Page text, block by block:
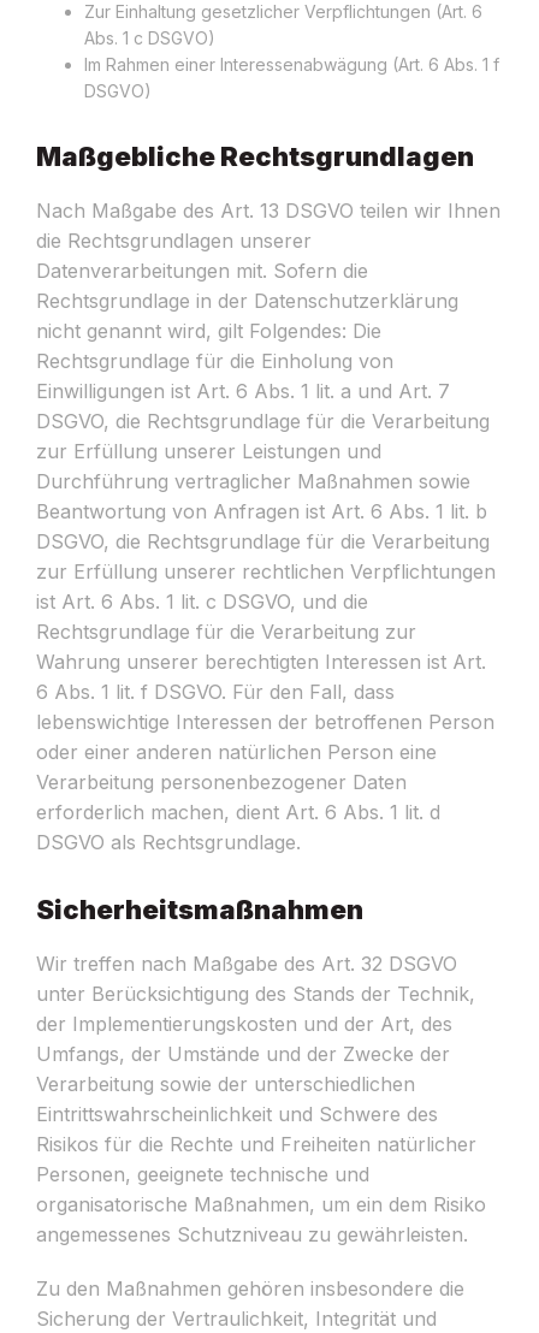
Zur Einhaltung gesetzlicher Verpflichtungen (Art. 6
Abs. 1 c DSGVO)
Im Rahmen einer Interessenabwägung (Art. 6 Abs. 1 f
DSGVO)
Maßgebliche Rechtsgrundlagen
Nach Maßgabe des Art. 13 DSGVO teilen wir Ihnen
die Rechtsgrundlagen unserer
Datenverarbeitungen mit. Sofern die
Rechtsgrundlage in der Datenschutzerklärung
nicht genannt wird, gilt Folgendes: Die
Rechtsgrundlage für die Einholung von
Einwilligungen ist Art. 6 Abs. 1 lit. a und Art. 7
DSGVO, die Rechtsgrundlage für die Verarbeitung
zur Erfüllung unserer Leistungen und
Durchführung vertraglicher Maßnahmen sowie
Beantwortung von Anfragen ist Art. 6 Abs. 1 lit. b
DSGVO, die Rechtsgrundlage für die Verarbeitung
zur Erfüllung unserer rechtlichen Verpflichtungen
ist Art. 6 Abs. 1 lit. c DSGVO, und die
Rechtsgrundlage für die Verarbeitung zur
Wahrung unserer berechtigten Interessen ist Art.
6 Abs. 1 lit. f DSGVO. Für den Fall, dass
lebenswichtige Interessen der betroffenen Person
oder einer anderen natürlichen Person eine
Verarbeitung personenbezogener Daten
erforderlich machen, dient Art. 6 Abs. 1 lit. d
DSGVO als Rechtsgrundlage.
Sicherheitsmaßnahmen
Wir treffen nach Maßgabe des Art. 32 DSGVO
unter Berücksichtigung des Stands der Technik,
der Implementierungskosten und der Art, des
Umfangs, der Umstände und der Zwecke der
Verarbeitung sowie der unterschiedlichen
Eintrittswahrscheinlichkeit und Schwere des
Risikos für die Rechte und Freiheiten natürlicher
Personen, geeignete technische und
organisatorische Maßnahmen, um ein dem Risiko
angemessenes Schutzniveau zu gewährleisten.
Zu den Maßnahmen gehören insbesondere die
Sicherung der Vertraulichkeit, Integrität und